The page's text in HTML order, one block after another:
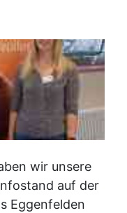
wir unsere
auf der
Eggenfelden